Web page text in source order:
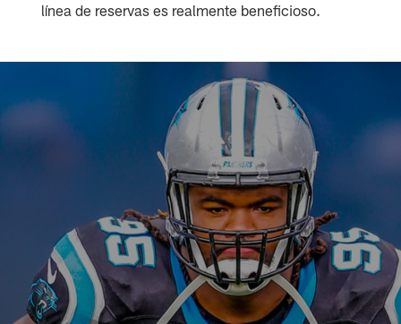
línea de reservas es realmente beneficioso.